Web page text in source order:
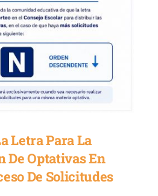
Letra Para La
De Optativas En
De Solicitudes